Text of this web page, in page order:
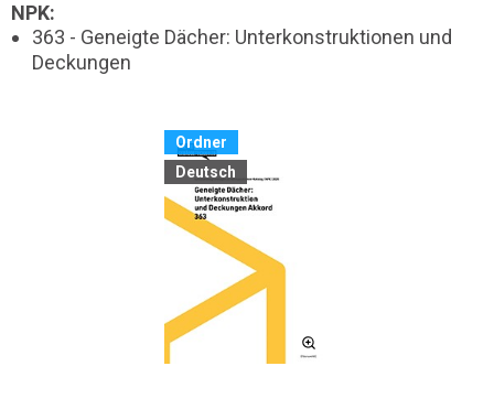
NPK:
363 - Geneigte Dächer: Unterkonstruktionen und
Deckungen
Ordner
Deutsch